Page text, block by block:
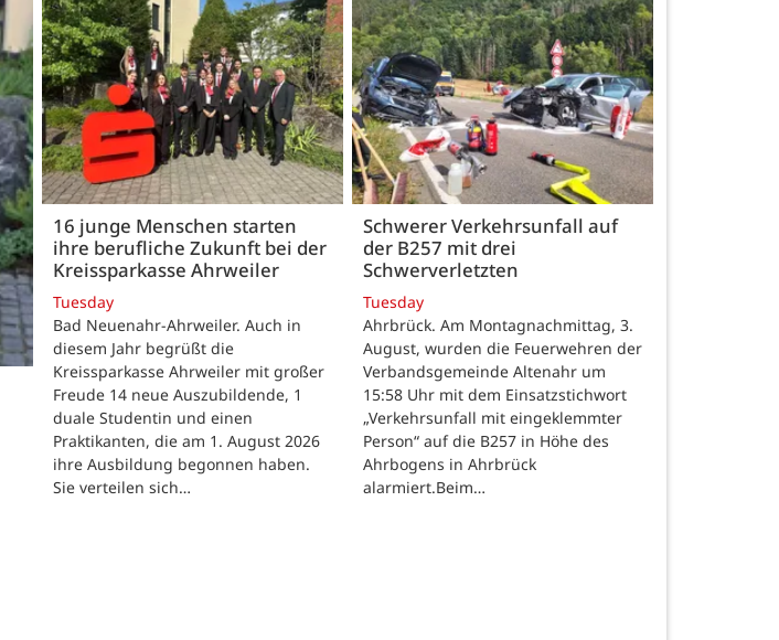
16 junge Menschen starten
ihre berufliche Zukunft bei der
Kreissparkasse Ahrweiler
Tuesday
Bad Neuenahr-Ahrweiler. Auch in
diesem Jahr begrüßt die
Kreissparkasse Ahrweiler mit großer
Freude 14 neue Auszubildende, 1
duale Studentin und einen
Praktikanten, die am 1. August 2026
ihre Ausbildung begonnen haben.
Sie verteilen sich…
Schwerer Verkehrsunfall auf
der B257 mit drei
Schwerverletzten
Tuesday
Ahrbrück. Am Montagnachmittag, 3.
August, wurden die Feuerwehren der
Verbandsgemeinde Altenahr um
15:58 Uhr mit dem Einsatzstichwort
„Verkehrsunfall mit eingeklemmter
Person“ auf die B257 in Höhe des
Ahrbogens in Ahrbrück
alarmiert.Beim…